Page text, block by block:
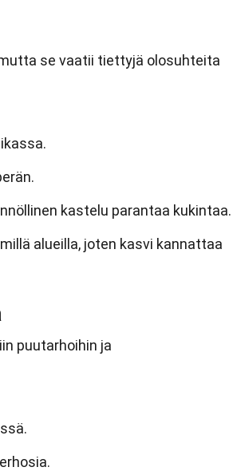
se vaatii tiettyjä olosuhteita
kastelu parantaa kukintaa.
alueilla, joten kasvi kannattaa
puutarhoihin ja